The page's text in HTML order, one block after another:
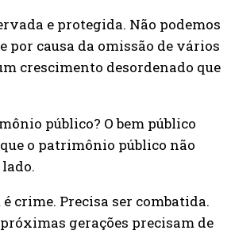
e protegida. Não podemos
causa da omissão de vários
crescimento desordenado que
público? O bem público
o patrimônio público não
crime. Precisa ser combatida.
gerações precisam de